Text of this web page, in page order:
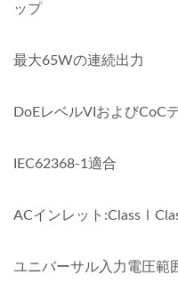
ップ
最大65Wの連続出力
DoEレベルVIおよびCoC
IEC62368-1適合
ACインレット
ユニバーサル入力電圧範